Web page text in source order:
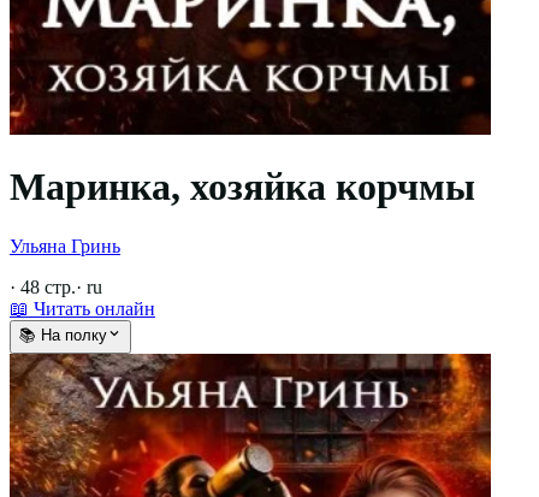
Маринка, хозяйка корчмы
Ульяна Гринь
· 48 стр.· ru
📖 Читать онлайн
📚 На полку